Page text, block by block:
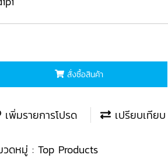
สั่งซื้อสินค้า
เพิ่มรายการโปรด เปรียบเทียบ
วดหมู่ : Top Products